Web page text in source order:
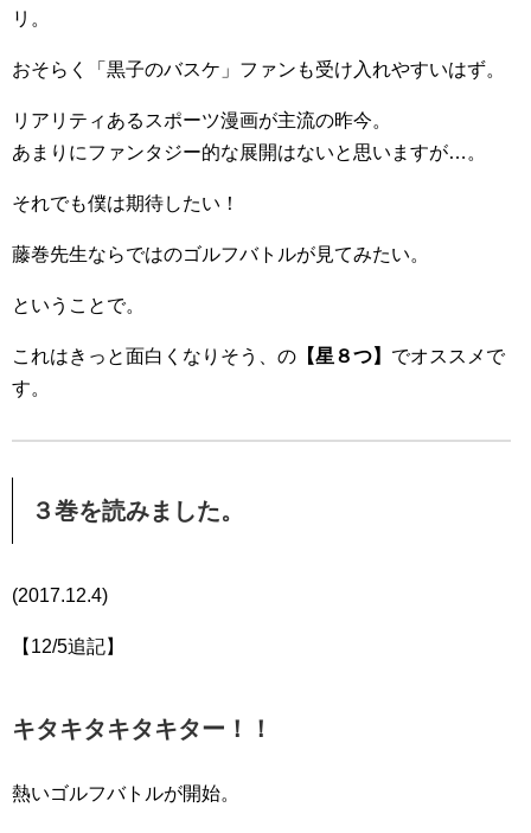
リ。
おそらく「黒子のバスケ」ファンも受け入れやすいはず。
リアリティあるスポーツ漫画が主流の昨今。
あまりにファンタジー的な展開はないと思いますが…。
それでも僕は期待したい！
藤巻先生ならではのゴルフバトルが見てみたい。
ということで。
これはきっと面白くなりそう、の 【星８つ】 でオススメで
す。
３巻を読みました。
(2017.12.4)
【12/5追記】
キタキタキタキター！！
熱いゴルフバトルが開始。